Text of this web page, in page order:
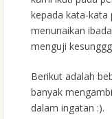
kepada kata-kata
menunaikan
menguji
Berikut adalah
banyak
dalam ingatan :).